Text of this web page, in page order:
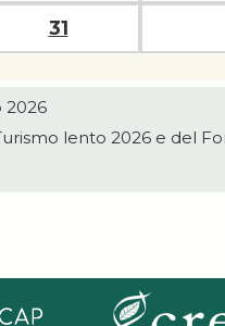
31
2026
lento 2026 e del